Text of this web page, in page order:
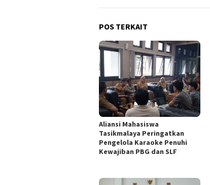
POS TERKAIT
Aliansi Mahasiswa
Tasikmalaya Peringatkan
Pengelola Karaoke Penuhi
Kewajiban PBG dan SLF